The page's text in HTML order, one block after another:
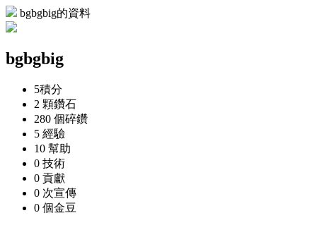
bgbgbig的資料
bgbgbig
5積分
2 顆鑽石
280 個碎鑽
5 經驗
10 幫助
0 技術
0 貢獻
0 次宣傳
0 個金豆